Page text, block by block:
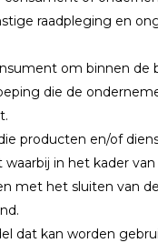
raadpleging en
om binnen
die de
producten en/of
in het kader
met het sluiten van
dat kan worden